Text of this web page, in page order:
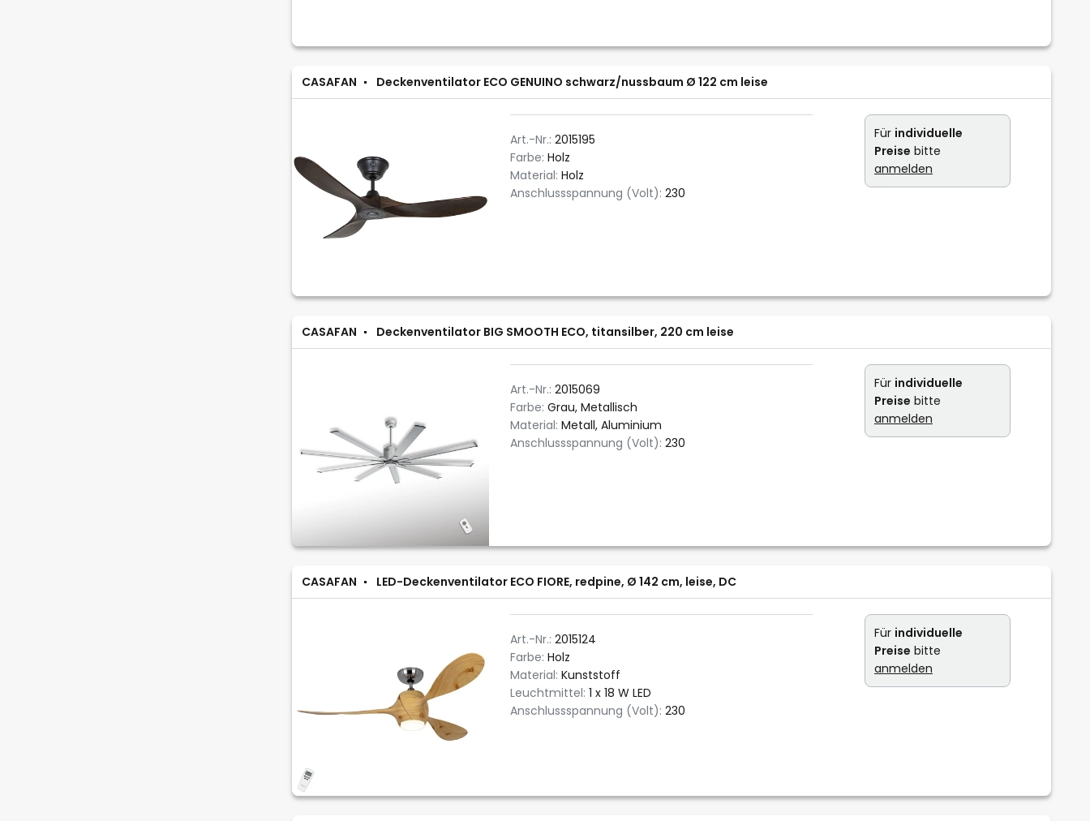
CASAFAN Deckenventilator ECO GENUINO schwarz/nussbaum Ø 122 cm leise
Art.-Nr.: 2015195
Farbe: Holz
Material: Holz
Anschlussspannung (Volt): 230
Für individuelle
Preise bitte
anmelden
CASAFAN Deckenventilator BIG SMOOTH ECO, titansilber, 220 cm leise
Art.-Nr.: 2015069
Farbe: Grau, Metallisch
Material: Metall, Aluminium
Anschlussspannung (Volt): 230
Für individuelle
Preise bitte
anmelden
CASAFAN LED-Deckenventilator ECO FIORE, redpine, Ø 142 cm, leise, DC
Art.-Nr.: 2015124
Farbe: Holz
Material: Kunststoff
Leuchtmittel: 1 x 18 W LED
Anschlussspannung (Volt): 230
Für individuelle
Preise bitte
anmelden